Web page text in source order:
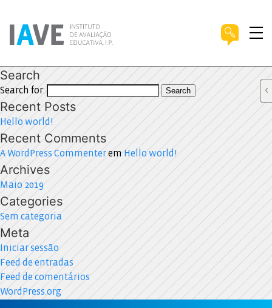
Search
Search for: Search
Recent Posts
Hello world!
Recent Comments
A WordPress Commenterem Hello world!
Archives
Maio 2019
Categories
Sem categoria
Meta
Iniciar sessão
Feed de entradas
Feed de comentários
WordPress.org